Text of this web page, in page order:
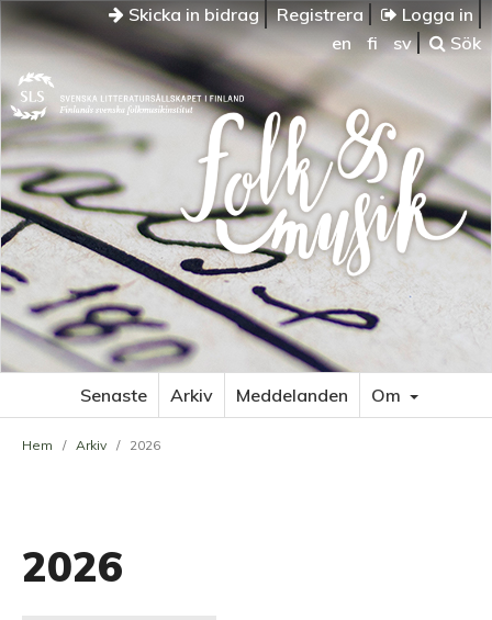
Skicka in bidrag Registrera
Logga in
en
fi sv Sök
Senaste Arkiv Meddelanden Om
Hem / Arkiv / 2026
2026